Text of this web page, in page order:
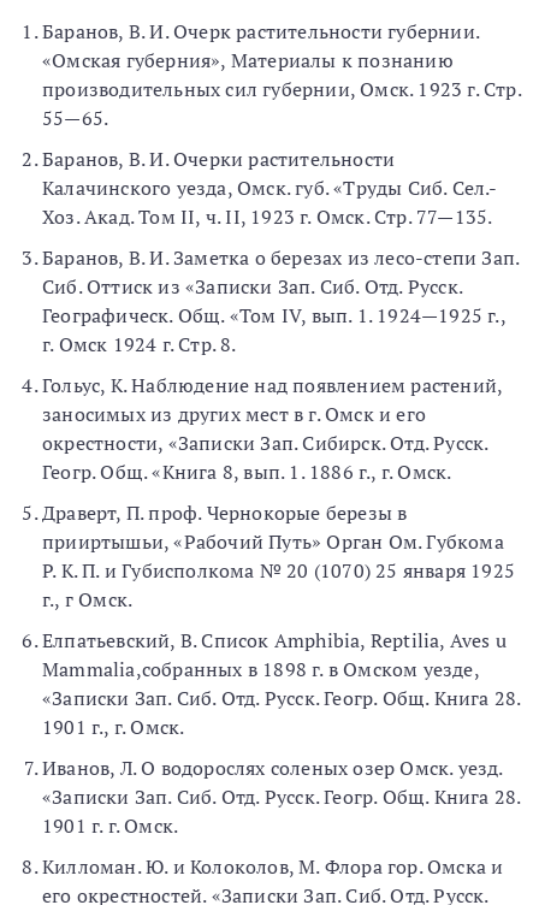
Баранов, В. И. Очерк растительности губернии.
«Омская губерния», Материалы к познанию
производительных сил губернии, Омск. 1923 г. Стр.
55—65.
Баранов, В. И. Очерки растительности
Калачинского уезда, Омск. губ. «Труды Сиб. Сел.-
Хоз. Акад. Том II, ч. II, 1923 г. Омск. Стр. 77—135.
Баранов, В. И. Заметка о березах из лесо-степи Зап.
Сиб. Оттиск из «Записки Зап. Сиб. Отд. Русск.
Географическ. Общ. «Том IV, вып. 1. 1924—1925 г.,
г. Омск 1924 г. Стр. 8.
Гольус, К. Наблюдение над появлением растений,
заносимых из других мест в г. Омск и его
окрестности, «Записки Зап. Сибирск. Отд. Русск.
Геогр. Общ. «Книга 8, вып. 1. 1886 г., г. Омск.
Драверт, П. проф. Чернокорые березы в
прииртышьи, «Рабочий Путь» Орган Ом. Губкома
Р. К. П. и Губисполкома № 20 (1070) 25 января 1925
г., г Омск.
Елпатьевский, В. Список Amphibia, Reptilia, Aves u
Mammalia,собранных в 1898 г. в Омском уезде,
«Записки Зап. Сиб. Отд. Русск. Геогр. Общ. Книга 28.
1901 г., г. Омск.
Иванов, Л. О водорослях соленых озер Омск. уезд.
«Записки Зап. Сиб. Отд. Русск. Геогр. Общ. Книга 28.
1901 г. г. Омск.
Килломан. Ю. и Колоколов, М. Флора гор. Омска и
его окрестностей. «Записки Зап. Сиб. Отд. Русск.